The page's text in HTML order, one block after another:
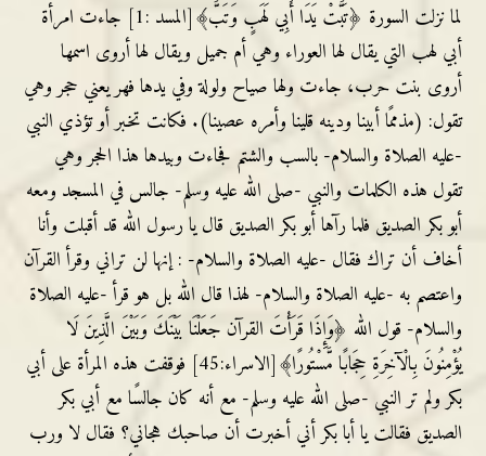
لما نزلت السورة ﴿تَبَّتْ يَدَا أَبِي لَهَبٍ وَتَبَّ﴾[المسد :1] جاءت امرأة
أبي لهب التي يقال لها العوراء وهي أم جميل ويقال لها أروى اسمها
أروى بنت حرب، جاءت ولها صياح ولولة وفي يدها فهر يعني حجر وهي
تقول: (مذممًا أبينا ودينه قلينا وأمره عصينا). فكانت تخبر أو تؤذي النبي
-عليه الصلاة والسلام- بالسب والشتم فجاءت وبيدها هذا الحجر وهي
تقول هذه الكلمات والنبي -صلى الله عليه وسلم- جالس في المسجد ومعه
أبو بكر الصديق فلما رآها أبو بكر الصديق قال يا رسول الله قد أقبلت وأنا
أخاف أن تراك فقال -عليه الصلاة والسلام- : إنها لن تراني وقرأ القرآن
واعتصم به -عليه الصلاة والسلام- لهذا قال الله بل هو قرأ -عليه الصلاة
والسلام- قول الله ﴿وَإِذَا قَرَأْتَ القرآن جَعَلْنَا بَيْنَكَ وَبَيْنَ الَّذِينَ لَا
يُؤْمِنُونَ بِالْآخِرَةِ حِجَابًا مَّسْتُورًا﴾[الاسراء:45] فوقفت هذه المرأة على أبي
بكر ولم تر النبي -صلى الله عليه وسلم- مع أنه كان جالسًا مع أبي بكر
الصديق فقالت يا أبا بكر أني أخبرت أن صاحبك هجاني؟ فقال لا ورب